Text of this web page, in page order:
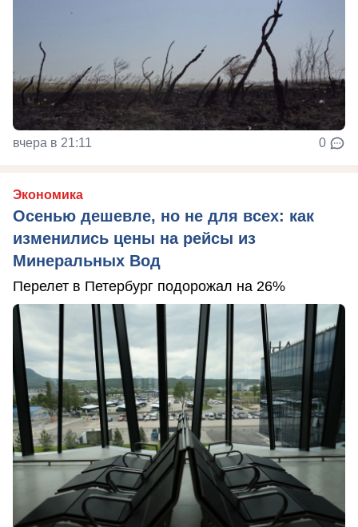
вчера в 21:11 0
Экономика
Осенью дешевле, но не для всех: как
изменились цены на рейсы из
Минеральных Вод
Перелет в Петербург подорожал на 26%